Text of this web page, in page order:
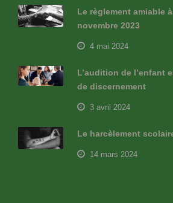
Le règlement amiable
novembre 2023
4 mai 2024
L’audition de l’enfant
de discernement
3 avril 2024
Le harcèlement
14 mars 2024